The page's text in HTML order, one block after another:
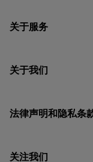
关于服务
关于我们
法律声明和隐私条
关注我们